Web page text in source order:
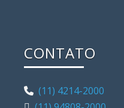
CONTATO
(11) 4214-2000